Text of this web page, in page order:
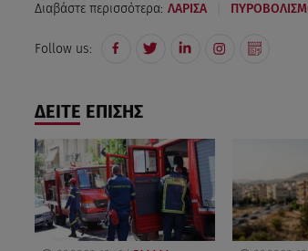
Διαβάστε περισσότερα: ΛΑΡΙΣΑ
Follow us:
ΔΕΙΤΕ ΕΠΙΣΗΣ